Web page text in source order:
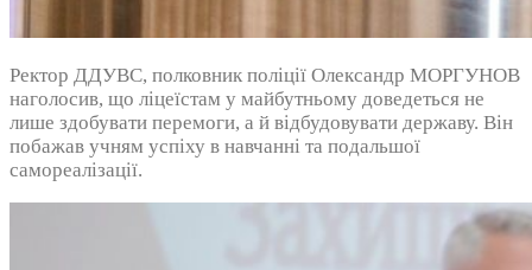
Ректор ДДУВС, полковник поліції Олександр МОРГУНОВ
наголосив, що ліцеїстам у майбутньому доведеться не
лише здобувати перемоги, а й відбудовувати державу. Він
побажав учням успіху в навчанні та подальшої
самореалізації.